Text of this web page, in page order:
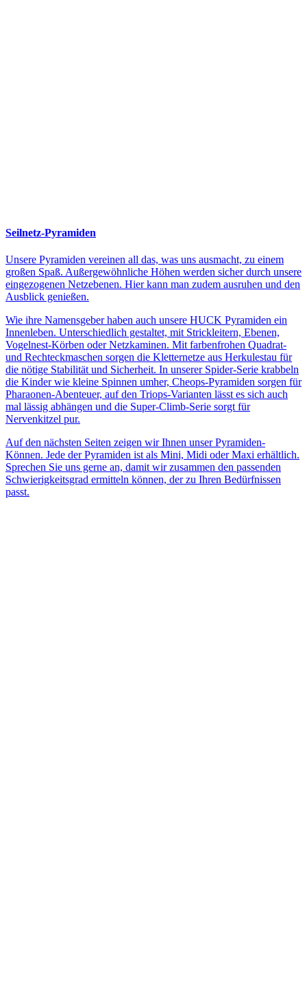
Seilnetz-Pyramiden
Unsere Pyramiden vereinen all das, was uns ausmacht, zu einem
großen Spaß. Außergewöhnliche Höhen werden sicher durch unsere
eingezogenen Netzebenen. Hier kann man zudem ausruhen und den
Ausblick genießen.
Wie ihre Namensgeber haben auch unsere HUCK Pyramiden ein
Innenleben. Unterschiedlich gestaltet, mit Strickleitern, Ebenen,
Vogelnest-Körben oder Netzkaminen. Mit farbenfrohen Quadrat-
und Rechteckmaschen sorgen die Kletternetze aus Herkulestau für
die nötige Stabilität und Sicherheit. In unserer Spider-Serie krabbeln
die Kinder wie kleine Spinnen umher, Cheops-Pyramiden sorgen für
Pharaonen-Abenteuer, auf den Triops-Varianten lässt es sich auch
mal lässig abhängen und die Super-Climb-Serie sorgt für
Nervenkitzel pur.
Auf den nächsten Seiten zeigen wir Ihnen unser Pyramiden-
Können. Jede der Pyramiden ist als Mini, Midi oder Maxi erhältlich.
Sprechen Sie uns gerne an, damit wir zusammen den passenden
Schwierigkeitsgrad ermitteln können, der zu Ihren Bedürfnissen
passt.